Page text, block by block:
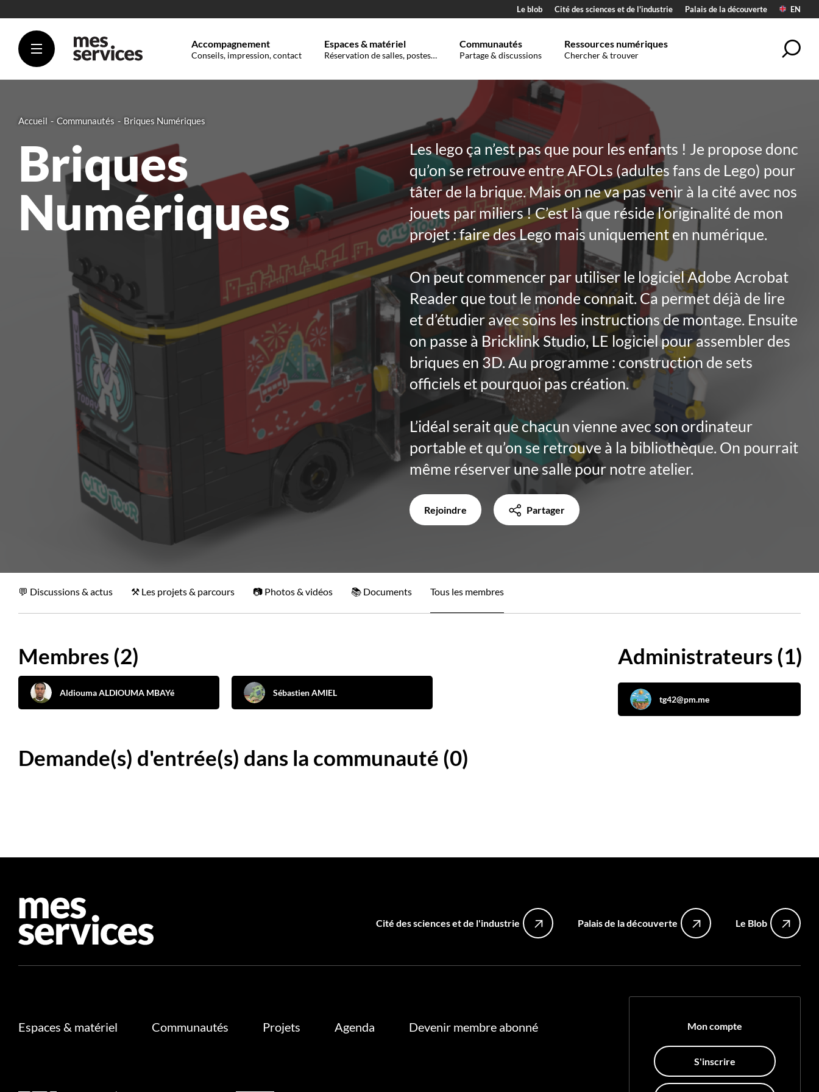
Le blob Cité des sciences et de l'industrie Palais de la découverte EN
Accompagnement
Conseils, impression, contact
Espaces & matériel
Réservation de salles, postes…
Communautés
Partage & discussions
Ressources numériques
Chercher & trouver
Accueil Communautés Briques Numériques
Briques
Numériques
Les lego ça n’est pas que pour les enfants ! Je propose donc
qu’on se retrouve entre AFOLs (adultes fans de Lego) pour
tâter de la brique. Mais on ne va pas venir à la cité avec nos
jouets par miliers ! C’est là que réside l’originalité de mon
projet : faire des Lego mais uniquement en numérique.
On peut commencer par utiliser le logiciel Adobe Acrobat
Reader que tout le monde connait. Ca permet déjà de lire
et d’étudier avec soins les instructions de montage. Ensuite
on passe à Bricklink Studio, LE logiciel pour assembler des
briques en 3D. Au programme : construction de sets
officiels et pourquoi pas création.
L’idéal serait que chacun vienne avec son ordinateur
portable et qu’on se retrouve à la bibliothèque. On pourrait
même réserver une salle pour notre atelier.
Rejoindre Partager
Discussions & actus Les projets & parcours Photos & vidéos Documents Tous les membres
Membres (2)
Aldiouma ALDIOUMA MBAYé Sébastien AMIEL
Demande(s) d'entrée(s) dans la communauté (0)
Administrateurs (1)
tg42@pm.me
Cité des sciences et de l'industrie Palais de la découverte Le Blob
Mon compte
S'inscrire
Espaces & matériel Communautés Projets Agenda Devenir membre abonné